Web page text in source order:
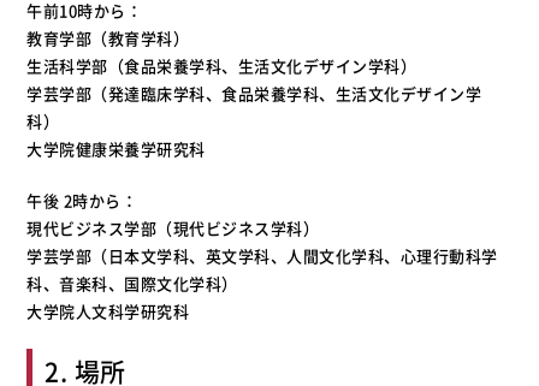
午前10時から：
教育学部（教育学科）
生活科学部（食品栄養学科、生活文化デザイン学科）
学芸学部（発達臨床学科、食品栄養学科、生活文化デザイン学
科）
大学院健康栄養学研究科
午後 2時から：
現代ビジネス学部（現代ビジネス学科）
学芸学部（日本文学科、英文学科、人間文化学科、心理行動科学
科、音楽科、国際文化学科）
大学院人文科学研究科
2. 場所